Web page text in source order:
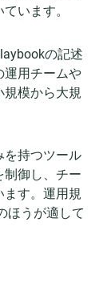
います。
の記述
運用チームや
模から大規
を持つツール
制御し、チー
ます。運用規
ほうが適して